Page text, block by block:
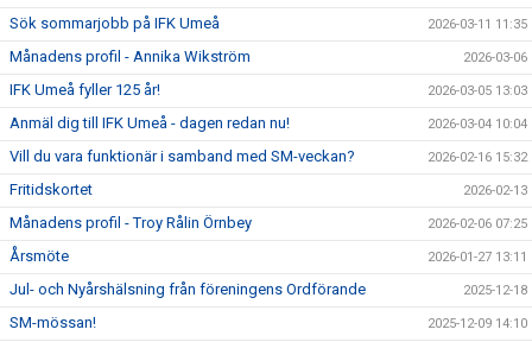
Sök sommarjobb på IFK Umeå 2026-03-11 11:35
Månadens profil - Annika Wikström 2026-03-06
IFK Umeå fyller 125 år! 2026-03-05 13:03
Anmäl dig till IFK Umeå - dagen redan nu! 2026-03-04 10:04
Vill du vara funktionär i samband med SM-veckan? 2026-02-16 15:32
Fritidskortet 2026-02-13
Månadens profil - Troy Rålin Örnbey 2026-02-06 07:25
Årsmöte 2026-01-27 13:11
Jul- och Nyårshälsning från föreningens Ordförande 2025-12-18
SM-mössan! 2025-12-09 14:10